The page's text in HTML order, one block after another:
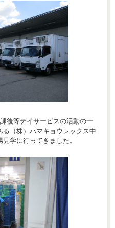
後等デイサービスの活動の一
（株）ハマキョウレックス中
学に行ってきました。